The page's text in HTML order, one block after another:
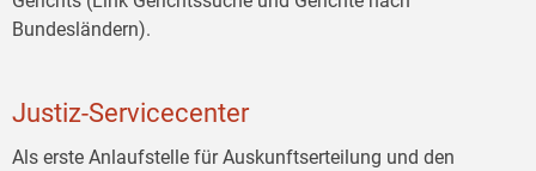
Bundesländern).
Justiz-Servicecenter
Als erste Anlaufstelle für Auskunftserteilung und den